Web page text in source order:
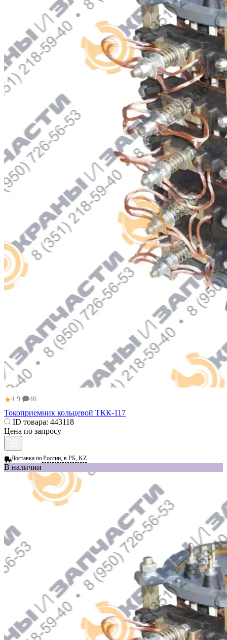
★4.9 46
Токоприемник кольцевой ТКК-117
ID товара: 443118
Цена по запросу
Доставка поРоссии, в РБ, KZ
В наличии